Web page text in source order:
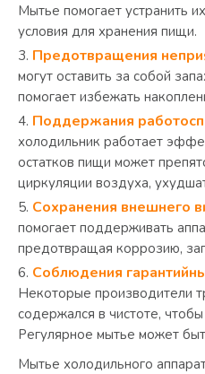
Мытье помогает устранить
условия для хранения пищи.
Предотвращения
могут оставить за собой
помогает избежать
Поддержания
холодильник работает
остатков пищи может
циркуляции воздуха,
Сохранения внешнего
помогает поддерживать
предотвращая коррозию,
Соблюдения
Некоторые производители
содержался в чистоте,
Регулярное мытье может
Мытье холодильного